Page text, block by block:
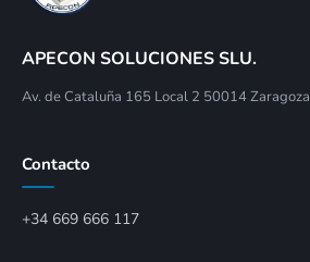
APECON SOLUCIONES SLU.
Av. de Cataluña 165 Local 2 50014 Zaragoza
Contacto
+34 669 666 117